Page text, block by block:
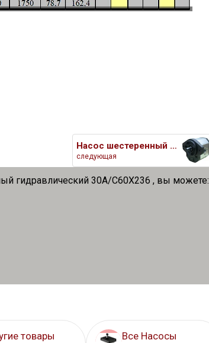
Насос шестеренный гидравлическ
следующая
гидравлический 30A/C60X236 , вы можете:
товары
Все Насосы